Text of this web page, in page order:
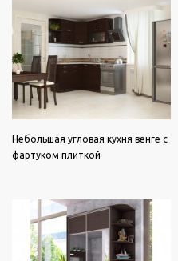
Небольшая угловая кухня венге с
фартуком плиткой